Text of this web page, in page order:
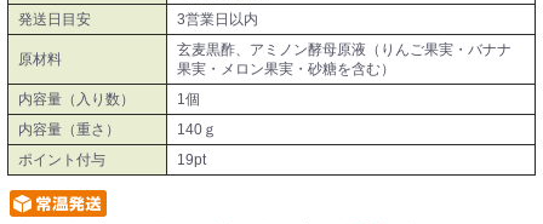
発送日目安
3営業日以内
原材料
玄麦黒酢、アミノン酵母原液（りんご果実・バナナ
果実・メロン果実・砂糖を含む）
内容量（入り数）
1個
内容量（重さ）
140ｇ
ポイント付与
19pt